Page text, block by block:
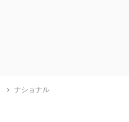
ナショナル